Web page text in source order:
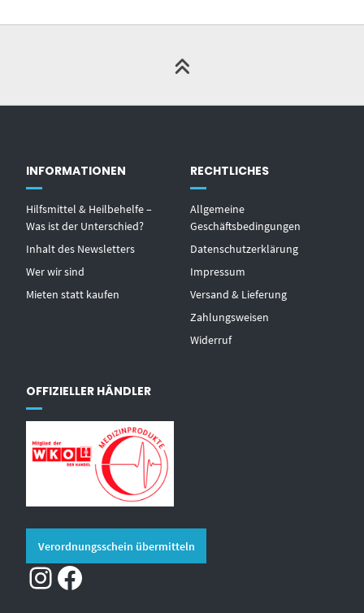
INFORMATIONEN
Hilfsmittel & Heilbehelfe –
Was ist der Unterschied?
Inhalt des Newsletters
Wer wir sind
Mieten statt kaufen
RECHTLICHES
Allgemeine
Geschäftsbedingungen
Datenschutzerklärung
Impressum
Versand & Lieferung
Zahlungsweisen
Widerruf
OFFIZIELLER HÄNDLER
Verordnungsschein übermitteln
Instagram Facebook